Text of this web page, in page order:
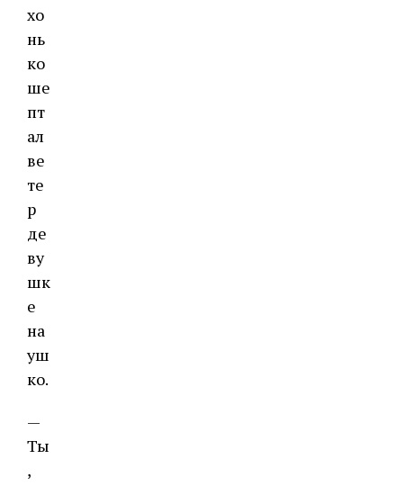
хо
нь
ко
ше
пт
ал
ве
те
р
де
ву
шк
е
на
уш
ко.
—
Ты
,